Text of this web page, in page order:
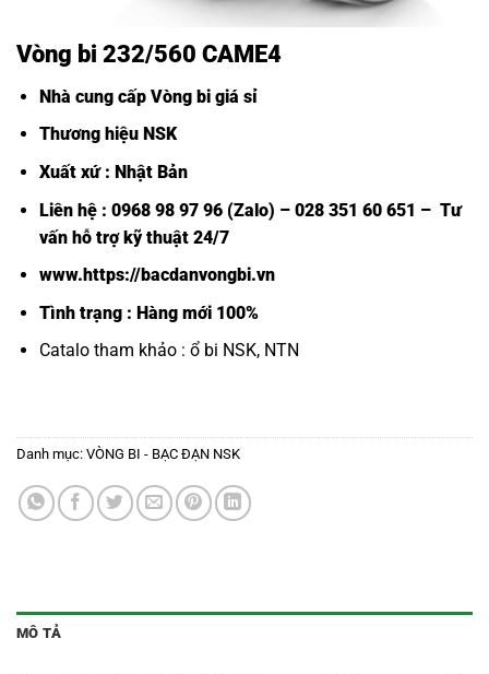
Vòng bi 232/560 CAME4
Nhà cung cấp Vòng bi giá sỉ
Thương hiệu NSK
Xuất xứ : Nhật Bản
Liên hệ : 0968 98 97 96 (Zalo) – 028 351 60 651 – Tư
vấn hỗ trợ kỹ thuật 24/7
www.https://bacdanvongbi.vn
Tình trạng : Hàng mới 100%
Catalo tham khảo : ổ bi NSK, NTN
Danh mục: VÒNG BI - BẠC ĐẠN NSK
MÔ TẢ